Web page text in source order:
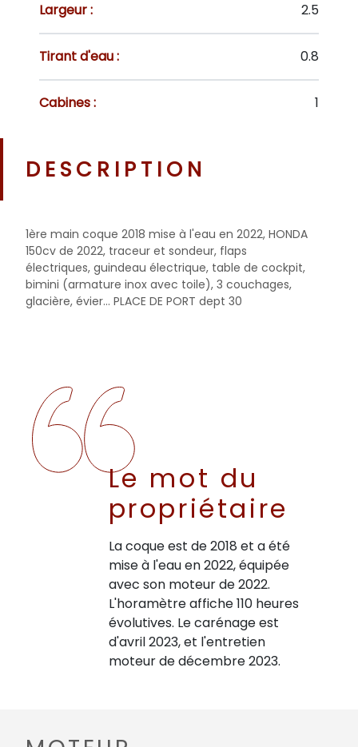
Largeur : 2.5
Tirant d'eau : 0.8
Cabines : 1
DESCRIPTION
1ère main coque 2018 mise à l'eau en 2022, HONDA
150cv de 2022, traceur et sondeur, flaps
électriques, guindeau électrique, table de cockpit,
bimini (armature inox avec toile), 3 couchages,
glacière, évier... PLACE DE PORT dept 30
Le mot du
propriétaire
La coque est de 2018 et a été
mise à l'eau en 2022, équipée
avec son moteur de 2022.
L'horamètre affiche 110 heures
évolutives. Le carénage est
d'avril 2023, et l'entretien
moteur de décembre 2023.